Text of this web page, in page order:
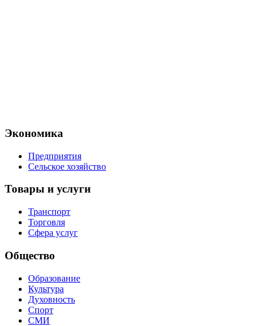
Экономика
Предприятия
Сельское хозяйство
Товары и услуги
Транспорт
Торговля
Сфера услуг
Общество
Образование
Культура
Духовность
Спорт
СМИ